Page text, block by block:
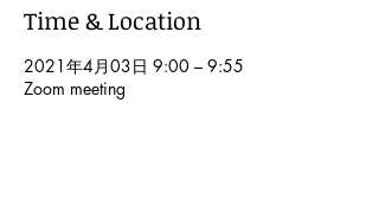
Time & Location
2021年4月03日 9:00 – 9:55
Zoom meeting